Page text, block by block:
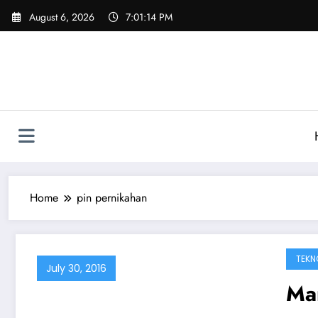
Skip
August 6, 2026 7:01:14 PM
Home pin pernikahan
July 30, 2016